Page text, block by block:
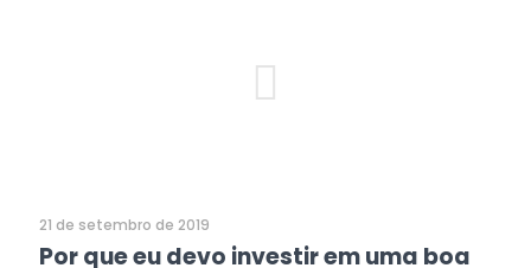
21 de setembro de 2019
Por que eu devo investir em uma boa